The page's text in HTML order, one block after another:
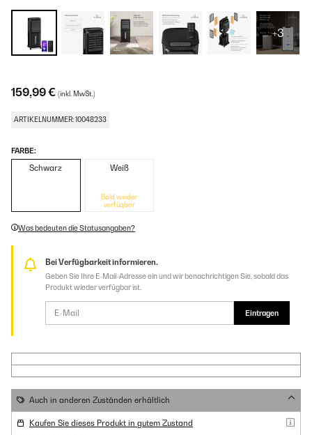
+3
159,99 € (inkl. MwSt.)
ARTIKELNUMMER: 10048233
FARBE:
Schwarz Weiß
Bald wieder
verfügbar
Was bedeuten die Statusangaben?
Bei Verfügbarkeit informieren.
Geben Sie Ihre E-Mail-Adresse ein und wir benachrichtigen Sie, sobald das
Produkt wieder verfügbar ist.
Eintragen
Auch in anderen Zuständen erhältlich
Kaufen Sie dieses Produkt in gutem Zustand